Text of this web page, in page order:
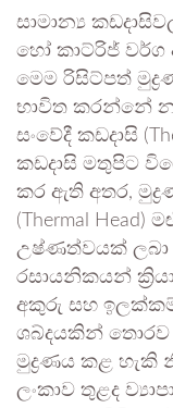
සාමාන්‍ය
හෝ කාට්රිජ් වර්ග
මෙම රිසිට්පත්
භාවිත කරන්නේ
සංවේදී කඩදාසි
කඩදාසි මතුපිට
කර ඇති අතර,
(Thermal
උෂ්ණත්වයක් ලබා
රසායනිකයන්
අකුරු සහ
ශබ්දයකින් තොරව
මුද්‍රණය කළ හැකි
ලංකාව තුළද